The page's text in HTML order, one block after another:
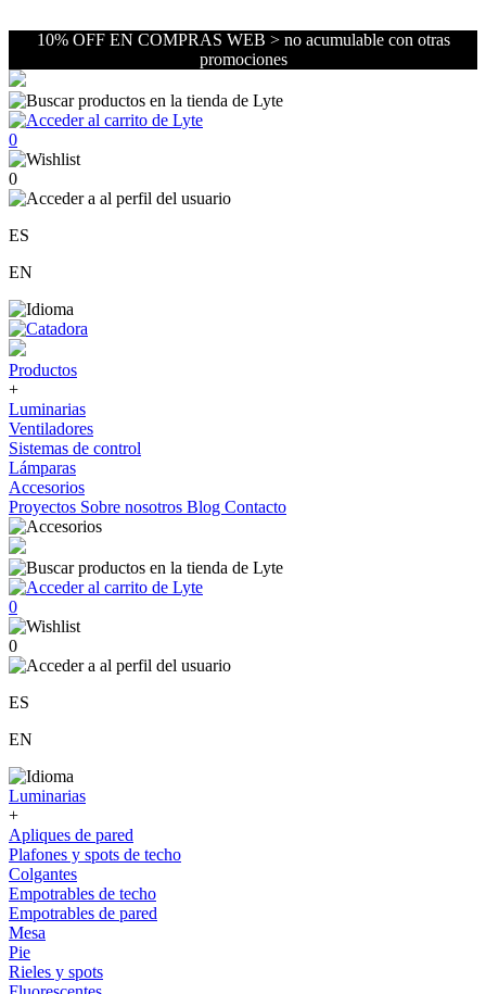
10% OFF EN COMPRAS WEB > no acumulable con otras
promociones
0
0
ES
EN
Productos
+
Luminarias
Ventiladores
Sistemas de control
Lámparas
Accesorios
Proyectos Sobre nosotros Blog Contacto
0
0
ES
EN
Luminarias
+
Apliques de pared
Plafones y spots de techo
Colgantes
Empotrables de techo
Empotrables de pared
Mesa
Pie
Rieles y spots